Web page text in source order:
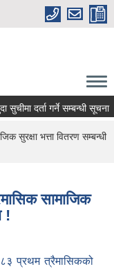
सुचीमा दर्ता गर्ने सम्बन्धी सूचना ।
सुरक्षा भत्ता वितरण सम्बन्धी
सामाजिक
!
प्रथम त्रैमासिकको